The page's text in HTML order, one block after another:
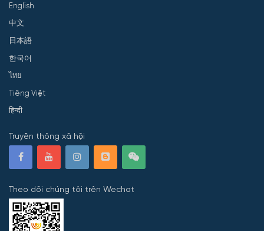
English
中文
日本語
한국어
ไทย
Tiếng Việt
हिन्दी
Truyền thông xã hội
Theo dõi chúng tôi trên Wechat